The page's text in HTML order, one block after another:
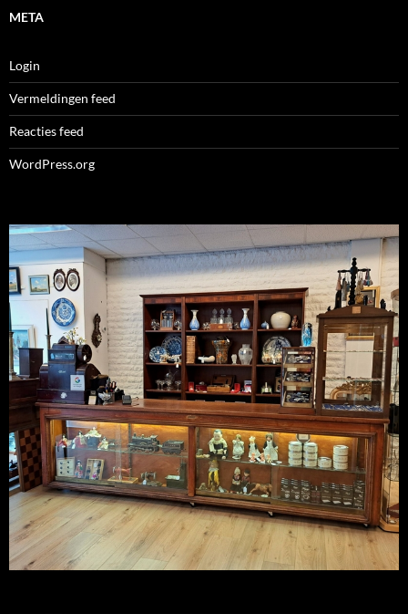
META
Login
Vermeldingen feed
Reacties feed
WordPress.org